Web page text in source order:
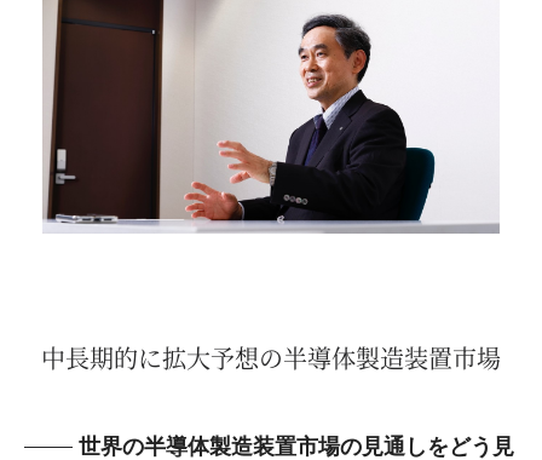
中長期的に拡大予想の半導体製造装置市場
世界の半導体製造装置市場の見通しをどう見